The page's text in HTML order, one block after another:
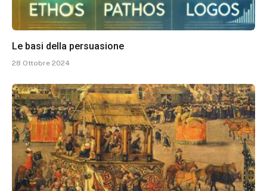
Le basi della persuasione
28 Ottobre 2024